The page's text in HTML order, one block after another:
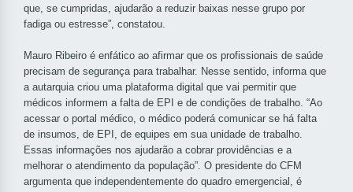
que, se cumpridas, ajudarão a reduzir baixas nesse grupo por
fadiga ou estresse”, constatou.
Mauro Ribeiro é enfático ao afirmar que os profissionais de saúde
precisam de segurança para trabalhar. Nesse sentido, informa que
a autarquia criou uma plataforma digital que vai permitir que
médicos informem a falta de EPI e de condições de trabalho. “Ao
acessar o portal médico, o médico poderá comunicar se há falta
de insumos, de EPI, de equipes em sua unidade de trabalho.
Essas informações nos ajudarão a cobrar providências e a
melhorar o atendimento da população”. O presidente do CFM
argumenta que independentemente do quadro emergencial, é